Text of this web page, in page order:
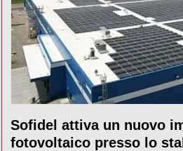
Sofidel attiva un nuovo
fotovoltaico presso lo